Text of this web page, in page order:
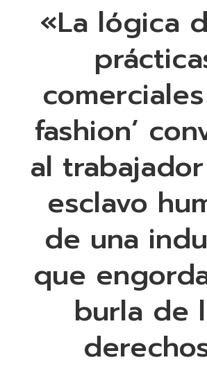
«La lógica
fashion’
al
esclavo
de una
que
burla de